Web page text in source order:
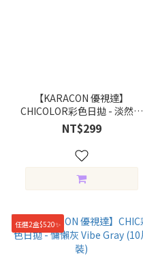
【KARACON 優視達】
CHICOLOR彩色日拋 - 淡然灰
Hazy Gray (10片裝)
NT$299
任選2盒$520✨